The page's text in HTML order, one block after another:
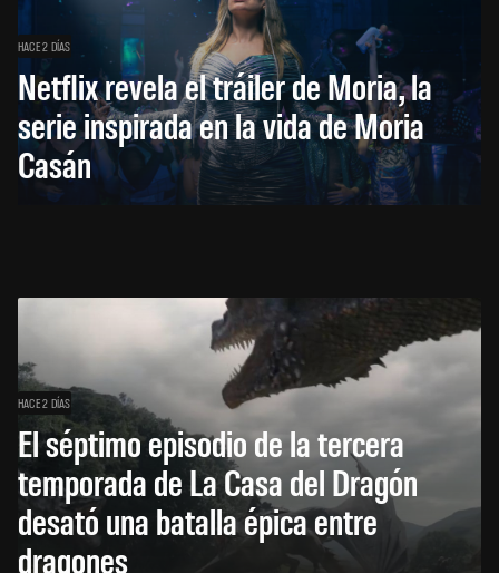
HACE 2 DÍAS
Netflix revela el tráiler de Moria, la
serie inspirada en la vida de Moria
Casán
HACE 2 DÍAS
El séptimo episodio de la tercera
temporada de La Casa del Dragón
desató una batalla épica entre
dragones